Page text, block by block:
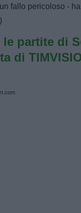
fallo pericoloso -
le partite di
di